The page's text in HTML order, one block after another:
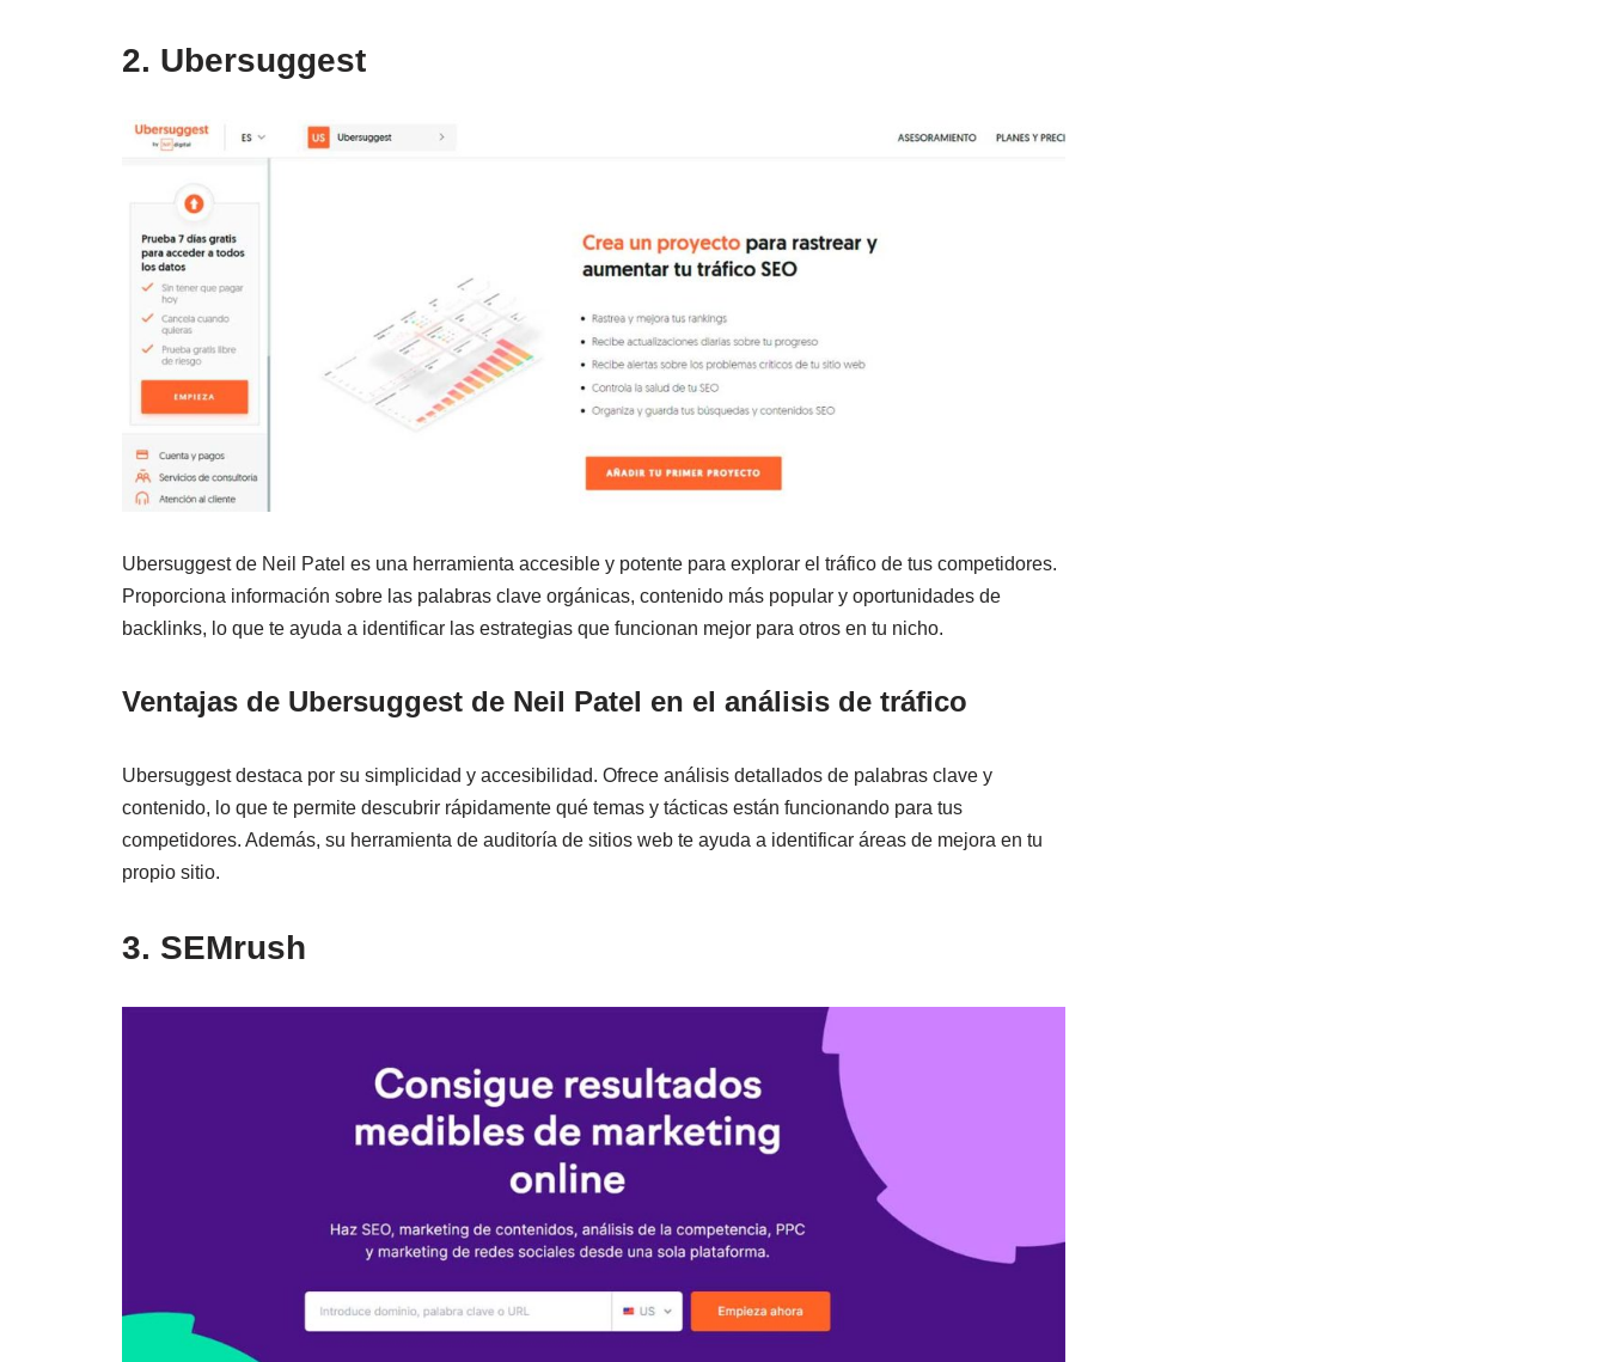
2. Ubersuggest
Ubersuggest de Neil Patel es una herramienta accesible y potente para explorar el tráfico de tus competidores.
Proporciona información sobre las palabras clave orgánicas, contenido más popular y oportunidades de
backlinks, lo que te ayuda a identificar las estrategias que funcionan mejor para otros en tu nicho.
Ventajas de Ubersuggest de Neil Patel en el análisis de tráfico
Ubersuggest destaca por su simplicidad y accesibilidad. Ofrece análisis detallados de palabras clave y
contenido, lo que te permite descubrir rápidamente qué temas y tácticas están funcionando para tus
competidores. Además, su herramienta de auditoría de sitios web te ayuda a identificar áreas de mejora en tu
propio sitio.
3. SEMrush